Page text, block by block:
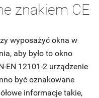
znakiem CE
wyposażyć okna w
aby było to okno
EN 12101-2 urządzenie
być oznakowane
informacje takie,